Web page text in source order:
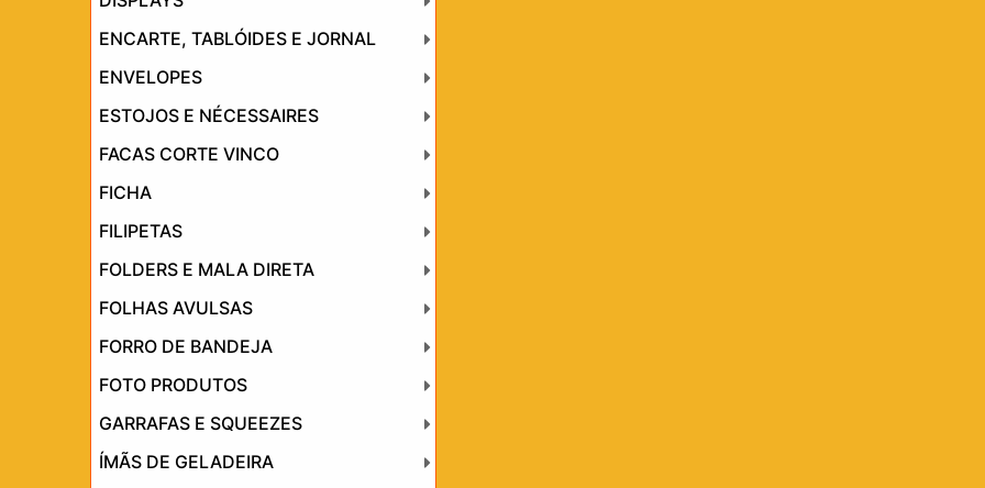
ENCARTE, TABLÓIDES E JORNAL
ENVELOPES
ESTOJOS E NÉCESSAIRES
FACAS CORTE VINCO
FICHA
FILIPETAS
FOLDERS E MALA DIRETA
FOLHAS AVULSAS
FORRO DE BANDEJA
FOTO PRODUTOS
GARRAFAS E SQUEEZES
ÍMÃS DE GELADEIRA